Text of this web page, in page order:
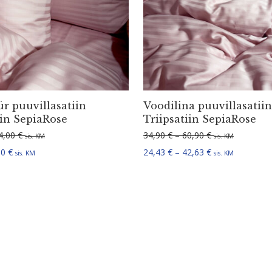
puuvil­la­satiin
SepiaRose
€Hinnavahemik: 11,00 € kuni 14,00 €
sis. KM
€Hinnavahemik: 7,70 € kuni 9,80 €
sis. KM
Voodilina puuvil­la­satiin
Triip­satiin SepiaRose
34,90€ – 60,90€Hinnavahemik:
sis. KM
24,43 € – 42,63 €Hinnavahemik:
sis. KM